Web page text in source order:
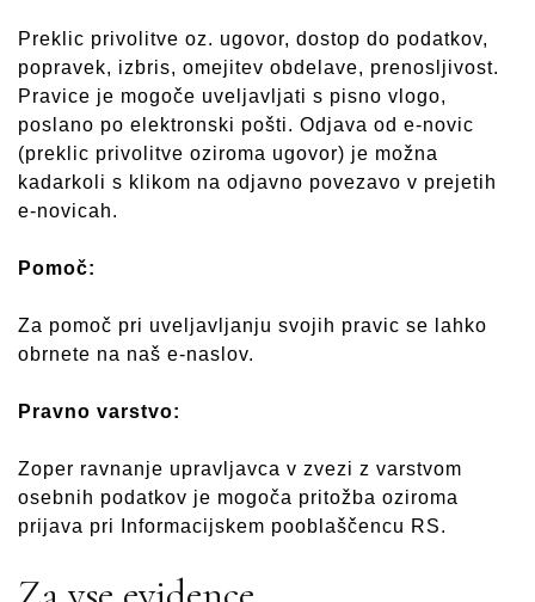
Preklic privolitve oz. ugovor, dostop do podatkov,
popravek, izbris, omejitev obdelave, prenosljivost.
Pravice je mogoče uveljavljati s pisno vlogo,
poslano po elektronski pošti. Odjava od e-novic
(preklic privolitve oziroma ugovor) je možna
kadarkoli s klikom na odjavno povezavo v prejetih
e-novicah.
Pomoč:
Za pomoč pri uveljavljanju svojih pravic se lahko
obrnete na naš e-naslov.
Pravno varstvo:
Zoper ravnanje upravljavca v zvezi z varstvom
osebnih podatkov je mogoča pritožba oziroma
prijava pri Informacijskem pooblaščencu RS.